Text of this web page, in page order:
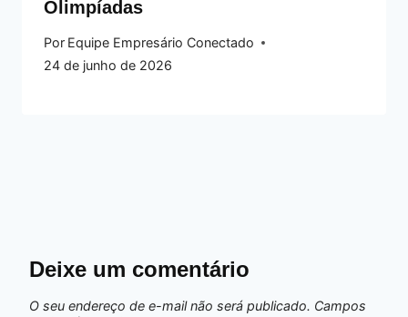
Olimpíadas
Por Equipe Empresário Conectado
24 de junho de 2026
Deixe um comentário
O seu endereço de e-mail não será publicado. Campos